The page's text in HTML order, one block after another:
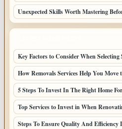
Unexpected Skills Worth Mastering
Key Factors to Consider When
How Removals Services Help You
5 Steps To Invest In The Right Home
Top Services to Invest in When
Steps To Ensure Quality And